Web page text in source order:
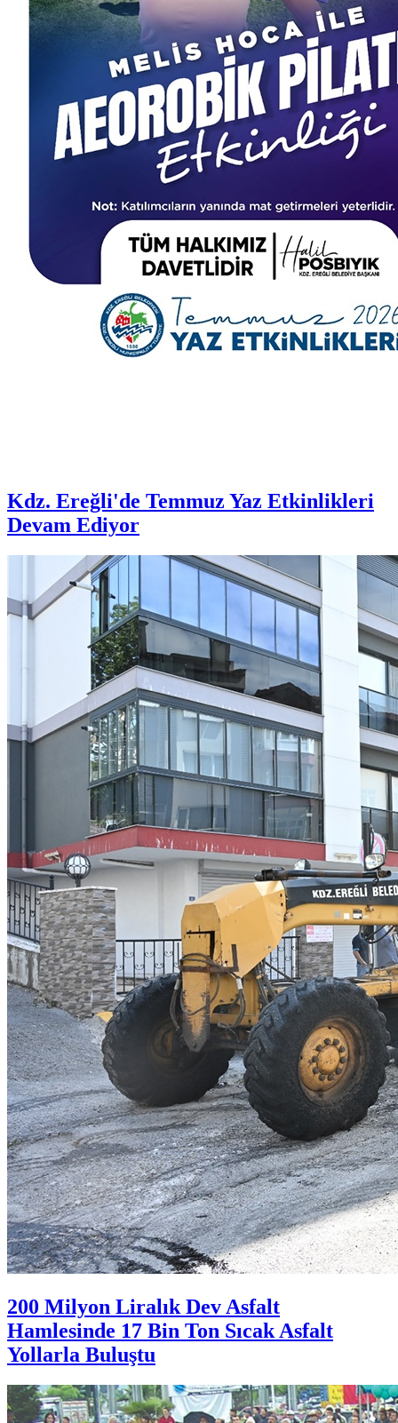
Kdz. Ereğli'de Temmuz Yaz Etkinlikleri
Devam Ediyor
200 Milyon Liralık Dev Asfalt
Hamlesinde 17 Bin Ton Sıcak Asfalt
Yollarla Buluştu